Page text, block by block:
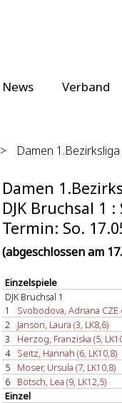
News Verband
>
Damen 1.Bezirksliga
Damen
DJK Bruchsal 1
Termin: So.
(abgeschlossen am
Einzelspiele
DJK Bruchsal 1
1
Svobodova, Adriana CZE
2
Janson, Laura (3, LK8,6)
3
Herzog, Franziska (5,
4
Seitz, Hannah (6, LK10,8)
5
Moser, Ursula (7, LK10,8)
6
Bötsch, Lea (9, LK12,5)
Einzel